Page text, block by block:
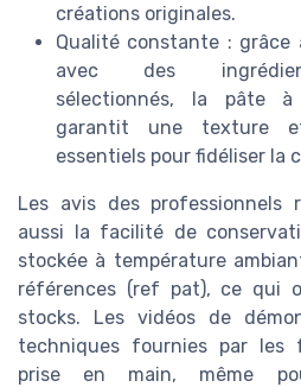
créations originales.
Qualité constante : grâce
avec des
sélectionnés, la pâte à
garantit une texture
essentiels pour fidéliser la
Les avis des professionnels
aussi la facilité de
stockée à température
références (ref pat), ce qui
stocks. Les vidéos de
techniques fournies par les
prise en main, même